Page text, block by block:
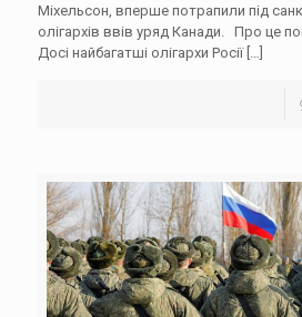
Міхельсон, вперше потрапили під
олігархів ввів уряд Канади. Про це
Досі найбагатші олігархи Росії[…]